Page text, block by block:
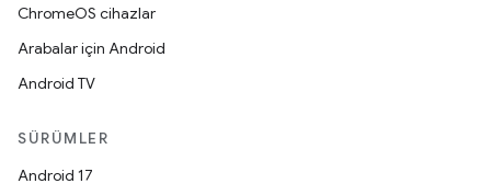
ChromeOS cihazlar
Arabalar için Android
Android TV
SÜRÜMLER
Android 17